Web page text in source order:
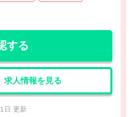
する
求人情報を見る
日 更新